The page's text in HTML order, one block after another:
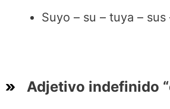
Suyo – su – tuya – sus
Adjetivo indefinido